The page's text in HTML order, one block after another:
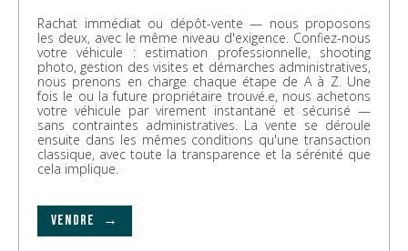
Rachat immédiat ou dépôt-vente — nous proposons
les deux, avec le même niveau d'exigence. Confiez-nous
votre véhicule : estimation professionnelle, shooting
photo, gestion des visites et démarches administratives,
nous prenons en charge chaque étape de A à Z. Une
fois le ou la future propriétaire trouvé.e, nous achetons
votre véhicule par virement instantané et sécurisé —
sans contraintes administratives. La vente se déroule
ensuite dans les mêmes conditions qu'une transaction
classique, avec toute la transparence et la sérénité que
cela implique.
VENDRE →